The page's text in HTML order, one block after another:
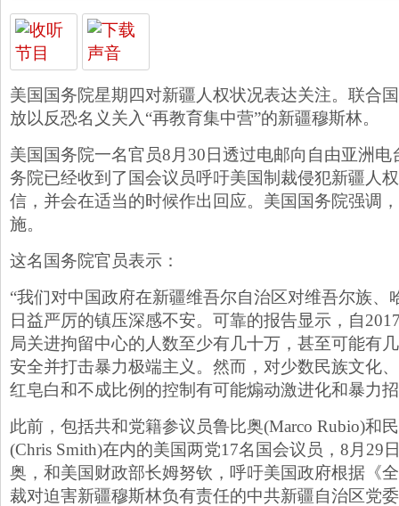
美国国务院星期四对新疆人权状况表达关注。联合
放以反恐名义关入“再教育集中营”的新疆穆斯林。
美国国务院一名官员8月30日透过电邮向自由亚洲
务院已经收到了国会议员呼吁美国制裁侵犯新疆人
信，并会在适当的时候作出回应。美国国务院强调
施。
这名国务院官员表示：
“我们对中国政府在新疆维吾尔自治区对维吾尔族、
日益严厉的镇压深感不安。可靠的报告显示，自
局关进拘留中心的人数至少有几十万，甚至可能有
安全并打击暴力极端主义。然而，对少数民族文化
红皂白和不成比例的控制有可能煽动激进化和暴力
此前，包括共和党籍参议员鲁比奥(Marco Rubio)和
(Chris Smith)在内的美国两党17名国会议员，8月29
奥，和美国财政部长姆努钦，呼吁美国政府根据《
裁对迫害新疆穆斯林负有责任的中共新疆自治区党